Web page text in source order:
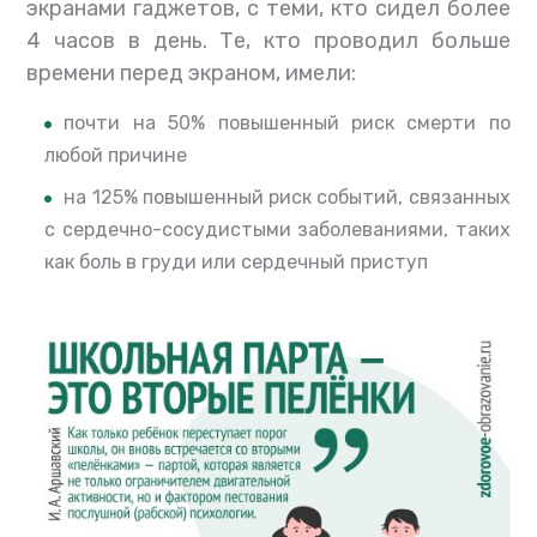
экранами гаджетов, с теми, кто сидел более
4 часов в день. Те, кто проводил больше
времени перед экраном, имели:
почти на 50% повышенный риск смерти по
любой причине
на 125% повышенный риск событий, связанных
с сердечно-сосудистыми заболеваниями, таких
как боль в груди или сердечный приступ